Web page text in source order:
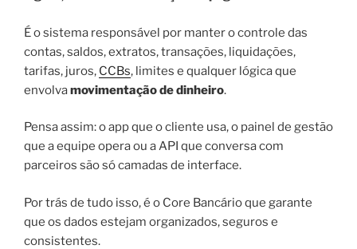
É o sistema responsável por manter o controle das
contas, saldos, extratos, transações, liquidações,
tarifas, juros, CCBs, limites e qualquer lógica que
envolvamovimentação de dinheiro.
Pensa assim: o app que o cliente usa, o painel de gestão
que a equipe opera ou a API que conversa com
parceiros são só camadas de interface.
Por trás de tudo isso, é o Core Bancário que garante
que os dados estejam organizados, seguros e
consistentes.